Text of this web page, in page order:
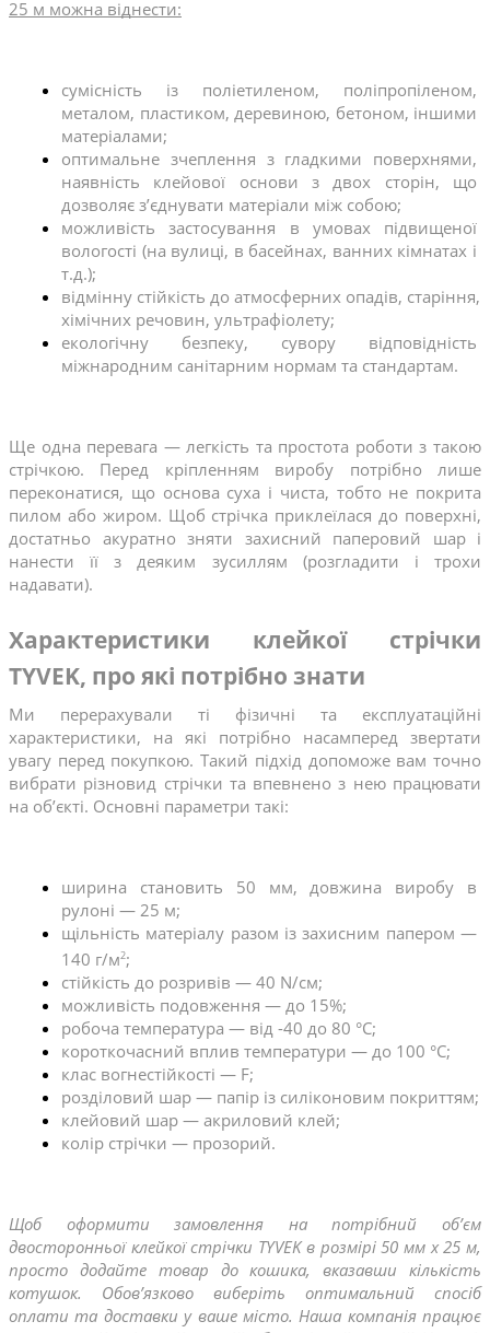
25 м можна віднести:
сумісність із поліетиленом, поліпропіленом,
металом, пластиком, деревиною, бетоном, іншими
матеріалами;
оптимальне зчеплення з гладкими поверхнями,
наявність клейової основи з двох сторін, що
дозволяє з’єднувати матеріали між собою;
можливість застосування в умовах підвищеної
вологості (на вулиці, в басейнах, ванних кімнатах і
т.д.);
відмінну стійкість до атмосферних опадів, старіння,
хімічних речовин, ультрафіолету;
екологічну безпеку, сувору відповідність
міжнародним санітарним нормам та стандартам.
Ще одна перевага — легкість та простота роботи з такою
стрічкою. Перед кріпленням виробу потрібно лише
переконатися, що основа суха і чиста, тобто не покрита
пилом або жиром. Щоб стрічка приклеїлася до поверхні,
достатньо акуратно зняти захисний паперовий шар і
нанести її з деяким зусиллям (розгладити і трохи
надавати).
Характеристики клейкої стрічки
TYVEK, про які потрібно знати
Ми перерахували ті фізичні та експлуатаційні
характеристики, на які потрібно насамперед звертати
увагу перед покупкою. Такий підхід допоможе вам точно
вибрати різновид стрічки та впевнено з нею працювати
на об’єкті. Основні параметри такі:
ширина становить 50 мм, довжина виробу в
рулоні — 25 м;
щільність матеріалу разом із захисним папером —
140 г/м2;
стійкість до розривів — 40 N/см;
можливість подовження — до 15%;
робоча температура — від -40 до 80 °C;
короткочасний вплив температури — до 100 °C;
клас вогнестійкості — F;
розділовий шар — папір із силіконовим покриттям;
клейовий шар — акриловий клей;
колір стрічки — прозорий.
Щоб оформити замовлення на потрібний об’єм
двосторонньої клейкої стрічки TYVEK в розмірі 50 мм x 25 м,
просто додайте товар до кошика, вказавши кількість
котушок. Обов’язково виберіть оптимальний спосіб
оплати та доставки у ваше місто. Наша компанія працює